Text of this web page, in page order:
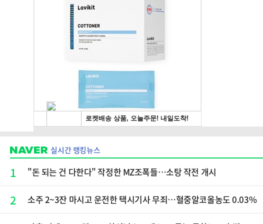
실시간 랭킹뉴스
1 "돈 되는 건 다한다" 작정한 MZ조폭들…소탕 작전 개시
2 소주 2~3잔 마시고 운전한 택시기사 무죄…혈중알코올농도 0.03%